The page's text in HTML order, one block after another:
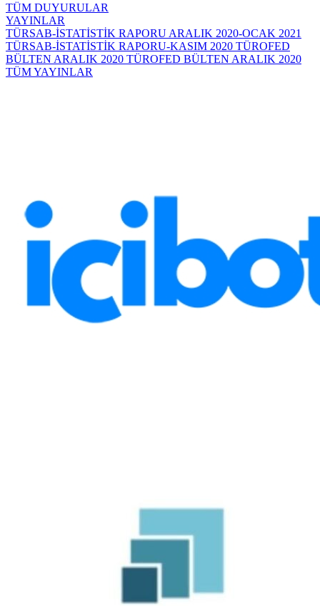
TÜM DUYURULAR
YAYINLAR
TÜRSAB-İSTATİSTİK RAPORU ARALIK 2020-OCAK 2021
TÜRSAB-İSTATİSTİK RAPORU-KASIM 2020 TÜROFED
BÜLTEN ARALIK 2020 TÜROFED BÜLTEN ARALIK 2020
TÜM YAYINLAR